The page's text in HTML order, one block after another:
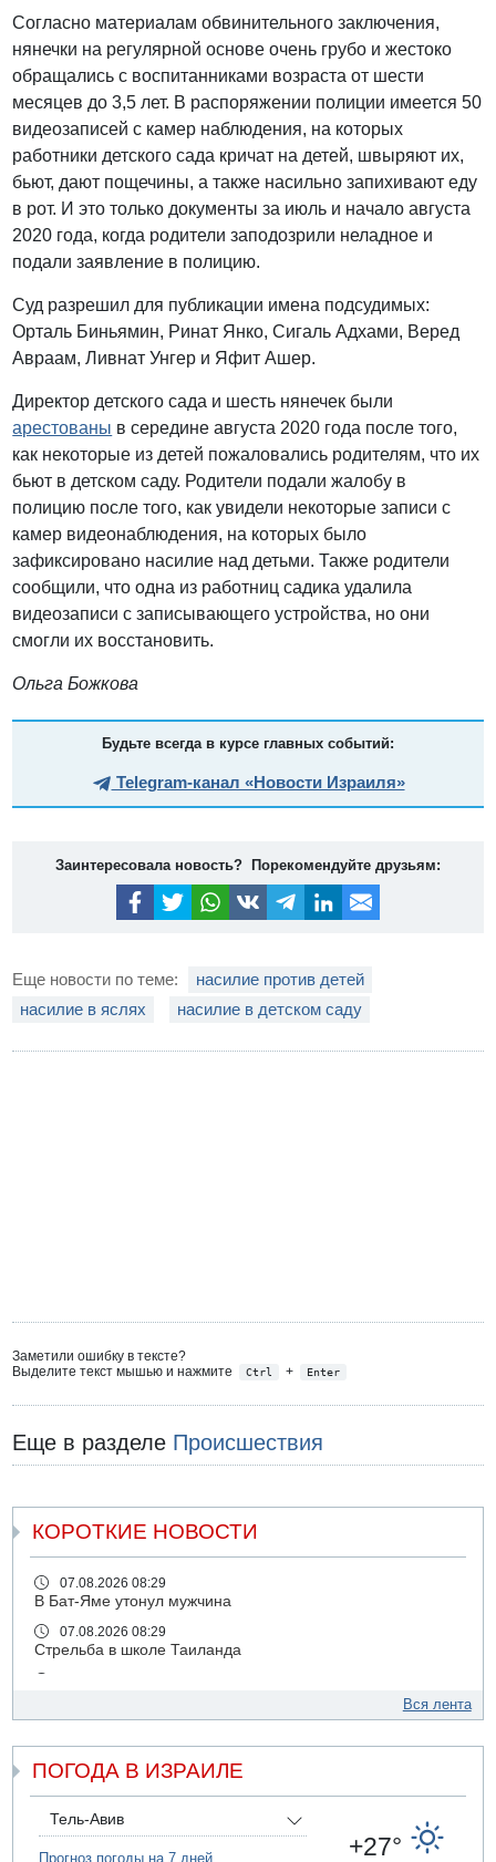
Согласно материалам обвинительного заключения,
нянечки на регулярной основе очень грубо и жестоко
обращались с воспитанниками возраста от шести
месяцев до 3,5 лет. В распоряжении полиции имеется 50
видеозаписей с камер наблюдения, на которых
работники детского сада кричат на детей, швыряют их,
бьют, дают пощечины, а также насильно запихивают еду
в рот. И это только документы за июль и начало августа
2020 года, когда родители заподозрили неладное и
подали заявление в полицию.
Суд разрешил для публикации имена подсудимых:
Орталь Биньямин, Ринат Янко, Сигаль Адхами, Веред
Авраам, Ливнат Унгер и Яфит Ашер.
Директор детского сада и шесть нянечек были
арестованы в середине августа 2020 года после того,
как некоторые из детей пожаловались родителям, что их
бьют в детском саду. Родители подали жалобу в
полицию после того, как увидели некоторые записи с
камер видеонаблюдения, на которых было
зафиксировано насилие над детьми. Также родители
сообщили, что одна из работниц садика удалила
видеозаписи с записывающего устройства, но они
смогли их восстановить.
Ольга Божкова
Будьте всегда в курсе главных событий:
Telegram-канал «Новости Израиля»
Заинтересовала новость? Порекомендуйте друзьям:
Еще новости по теме:
насилие против детей
насилие в яслях
насилие в детском саду
Заметили ошибку в тексте?
Выделите текст мышью и нажмите
Ctrl + Enter
Еще в разделе Происшествия
КОРОТКИЕ НОВОСТИ
07.08.2026 08:29
В Бат-Яме утонул мужчина
07.08.2026 08:29
Стрельба в школе Таиланда
Саудовская Аравия сообщает о нападении хуситов
06.08.2026 13:43
И еще иранские агенты
06.08.2026 13:13
Арестованы двое подозреваемых в стрельбе по
Вся лента
ПОГОДА В ИЗРАИЛЕ
Тель-Авив
Прогноз погоды на 7 дней +27°